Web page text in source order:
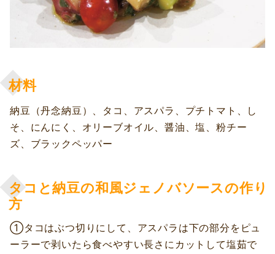
材料
納豆（丹念納豆）、タコ、アスパラ、プチトマト、し
そ、にんにく、オリーブオイル、醤油、塩、粉チー
ズ、ブラックペッパー
タコと納豆の和風ジェノバソースの作り
方
①タコはぶつ切りにして、アスパラは下の部分をピュ
ーラーで剥いたら食べやすい長さにカットして塩茹で